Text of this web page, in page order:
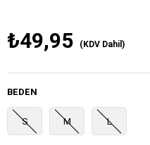
₺49,95 (KDV Dahil)
BEDEN
S M L